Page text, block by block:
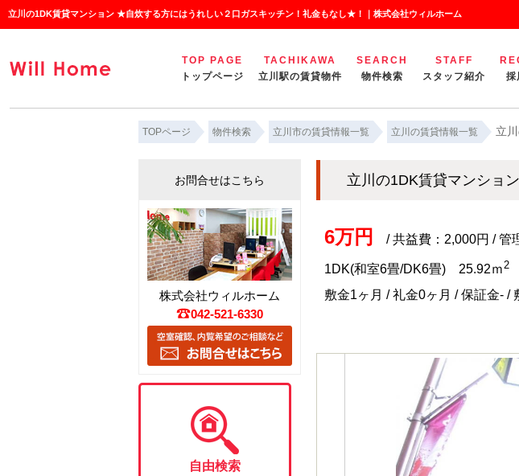
立川の1DK賃貸マンション ★自炊する方にはうれしい２口ガスキッチン！礼金もなし★！｜株式会社ウィルホーム
TOP PAGE
トップページ
TACHIKAWA
立川駅の賃貸物件
SEARCH
物件検索
STAFF
スタッフ紹介
採
TOPページ 物件検索 立川市の賃貸情報一覧 立川の賃貸情報一覧 立
立川の1DK賃貸マンショ
6万円 / 共益費：2,000円 / 管
1DK(和室6畳/DK6畳) 25.92ｍ2
敷金1ヶ月 / 礼金0ヶ月 / 保証金- /
お問合せはこちら
株式会社ウィルホーム
042-521-6330
自由検索